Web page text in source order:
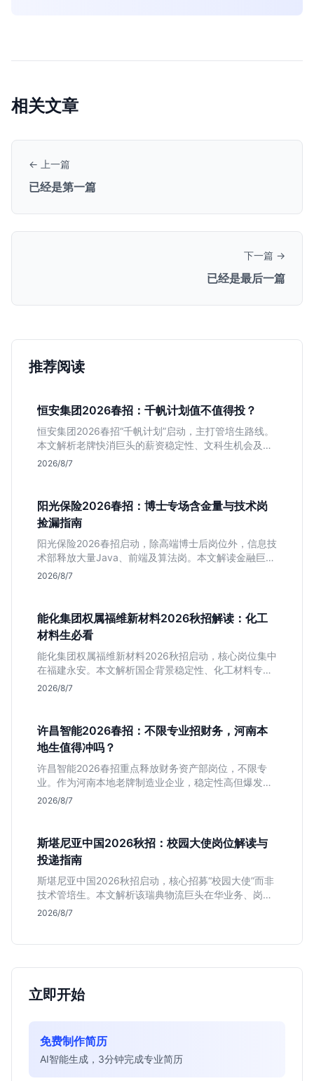
相关文章
← 上一篇
已经是第一篇
下一篇 →
已经是最后一篇
推荐阅读
恒安集团2026春招：千帆计划值不值得投？
恒安集团2026春招“千帆计划”启动，主打管培生路线。
本文解析老牌快消巨头的薪资稳定性、文科生机会及决
策链条长的局限，帮你判断是否值得投递。
2026/8/7
阳光保险2026春招：博士专场含金量与技术岗
捡漏指南
阳光保险2026春招启动，除高端博士后岗位外，信息技
术部释放大量Java、前端及算法岗。本文解读金融巨头
校招门槛，分析技术岗需求与投递价值，助你快速判断
2026/8/7
能化集团权属福维新材料2026秋招解读：化工
材料生必看
能化集团权属福维新材料2026秋招启动，核心岗位集中
在福建永安。本文解析国企背景稳定性、化工材料专业
匹配度及工作地点限制，助理工科生判断是否值得投
2026/8/7
许昌智能2026春招：不限专业招财务，河南本
地生值得冲吗？
许昌智能2026春招重点释放财务资产部岗位，不限专
业。作为河南本地老牌制造业企业，稳定性高但爆发涨
薪机会少。适合想在本地积累工业场景经验的应届生。
2026/8/7
斯堪尼亚中国2026秋招：校园大使岗位解读与
投递指南
斯堪尼亚中国2026秋招启动，核心招募“校园大使”而非
技术管培生。本文解析该瑞典物流巨头在华业务、岗位
真实职责及不限专业背后的竞争逻辑，助你判断是否值
2026/8/7
立即开始
免费制作简历
AI智能生成，3分钟完成专业简历